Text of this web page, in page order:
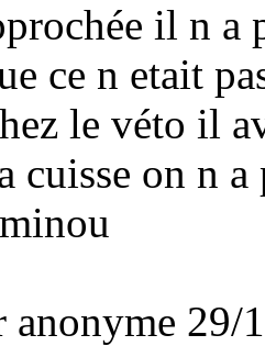
il n a
ce n etait
le véto il
cuisse on n
29/